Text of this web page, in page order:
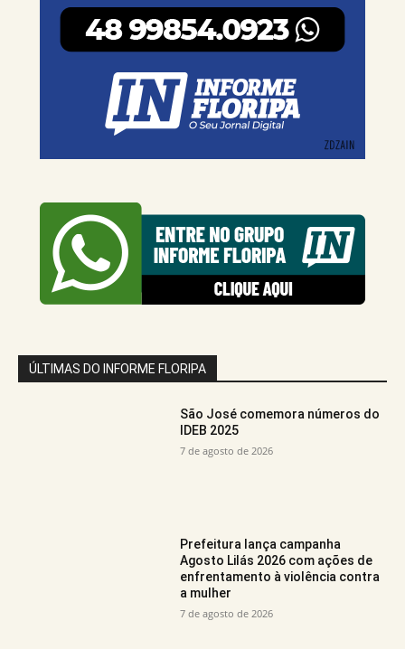
ÚLTIMAS DO INFORME FLORIPA
São José comemora números do
IDEB 2025
7 de agosto de 2026
Prefeitura lança campanha
Agosto Lilás 2026 com ações de
enfrentamento à violência contra
a mulher
7 de agosto de 2026